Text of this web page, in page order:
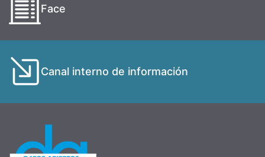
Face
Canal interno de información